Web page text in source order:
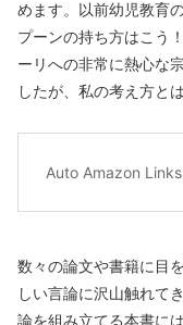
めます。以前幼児教育
プーンの持ち方はこう
ーリへの非常に熱心な
したが、私の考え方と
数々の論文や書籍に目
しい言論に沢山触れて
論を組み立てる本書に